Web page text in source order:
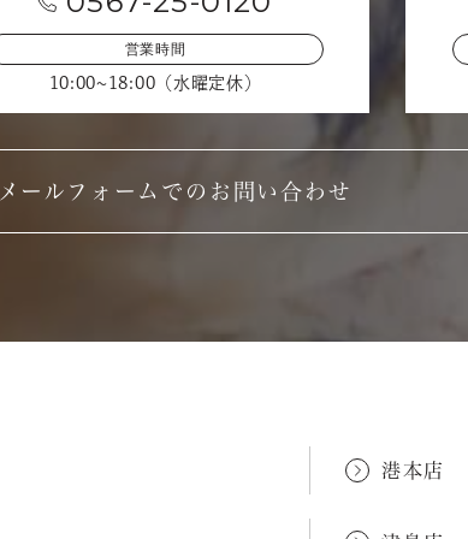
営業時間
10:00~18:00（水曜定休）
メールフォームでのお問い合わせ
港本店